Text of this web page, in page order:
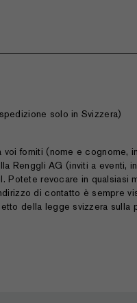
solo in Svizzera)
forniti (nome e cognome,
Renggli AG (inviti a eventi,
revocare in qualsiasi
di contatto è sempre
della legge svizzera sulla